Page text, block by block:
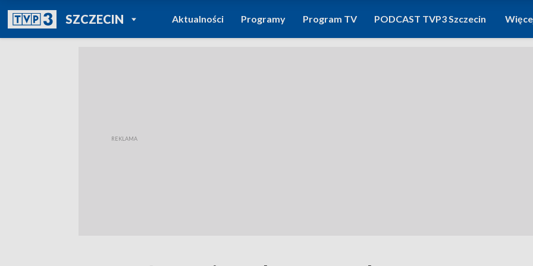
SZCZECINPOWRÓT DO
TVP REGIONY
Aktualności Programy Program TV PODCAST TVP3 Szczecin